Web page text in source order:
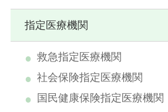
指定医療機関
救急指定医療機関
社会保険指定医療機関
国民健康保険指定医療機関